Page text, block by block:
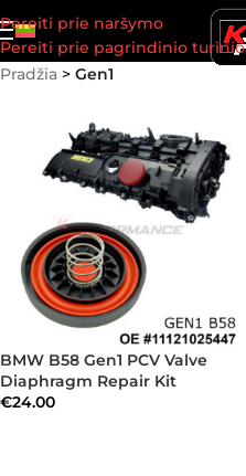
Pereiti prie naršymo
Pereiti prie pagrindinio turinio
Pradžia > Gen1
BMW B58 Gen1 PCV Valve
Diaphragm Repair Kit
€24.00